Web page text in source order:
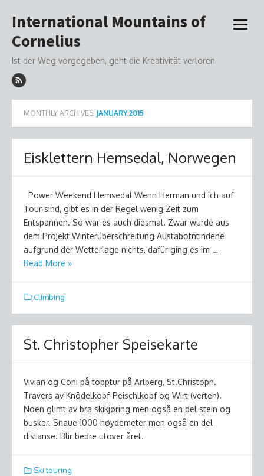
to
content
International Mountains of
Cornelius
Ist der Weg vorgegeben, geht die Kreativität verloren
open
MONTHLY ARCHIVES: JANUARY 2015
Eisklettern Hemsedal, Norwegen
Power Weekend Hemsedal Wenn Herman und ich auf
Tour sind, gibt es in der Regel wenig Zeit zum
Entspannen. So war es auch diesmal. Zwar wurde aus
dem Projekt Winterüberschreitung Austabotntindene
aufgrund der Wetterlage nichts, dafür ging es im …
Read More »
Climbing
St. Christopher Speisekarte
Vivian og Coni på topptur på Arlberg, St.Christoph.
Travers av Knödelkopf-Peischlkopf og Wirt (verten).
Noen glimt av bra skikjøring men også en del stein og
busker. Snaue 1000 høydemeter men også en del
distanse. Blir bedre utover året.
Ski touring